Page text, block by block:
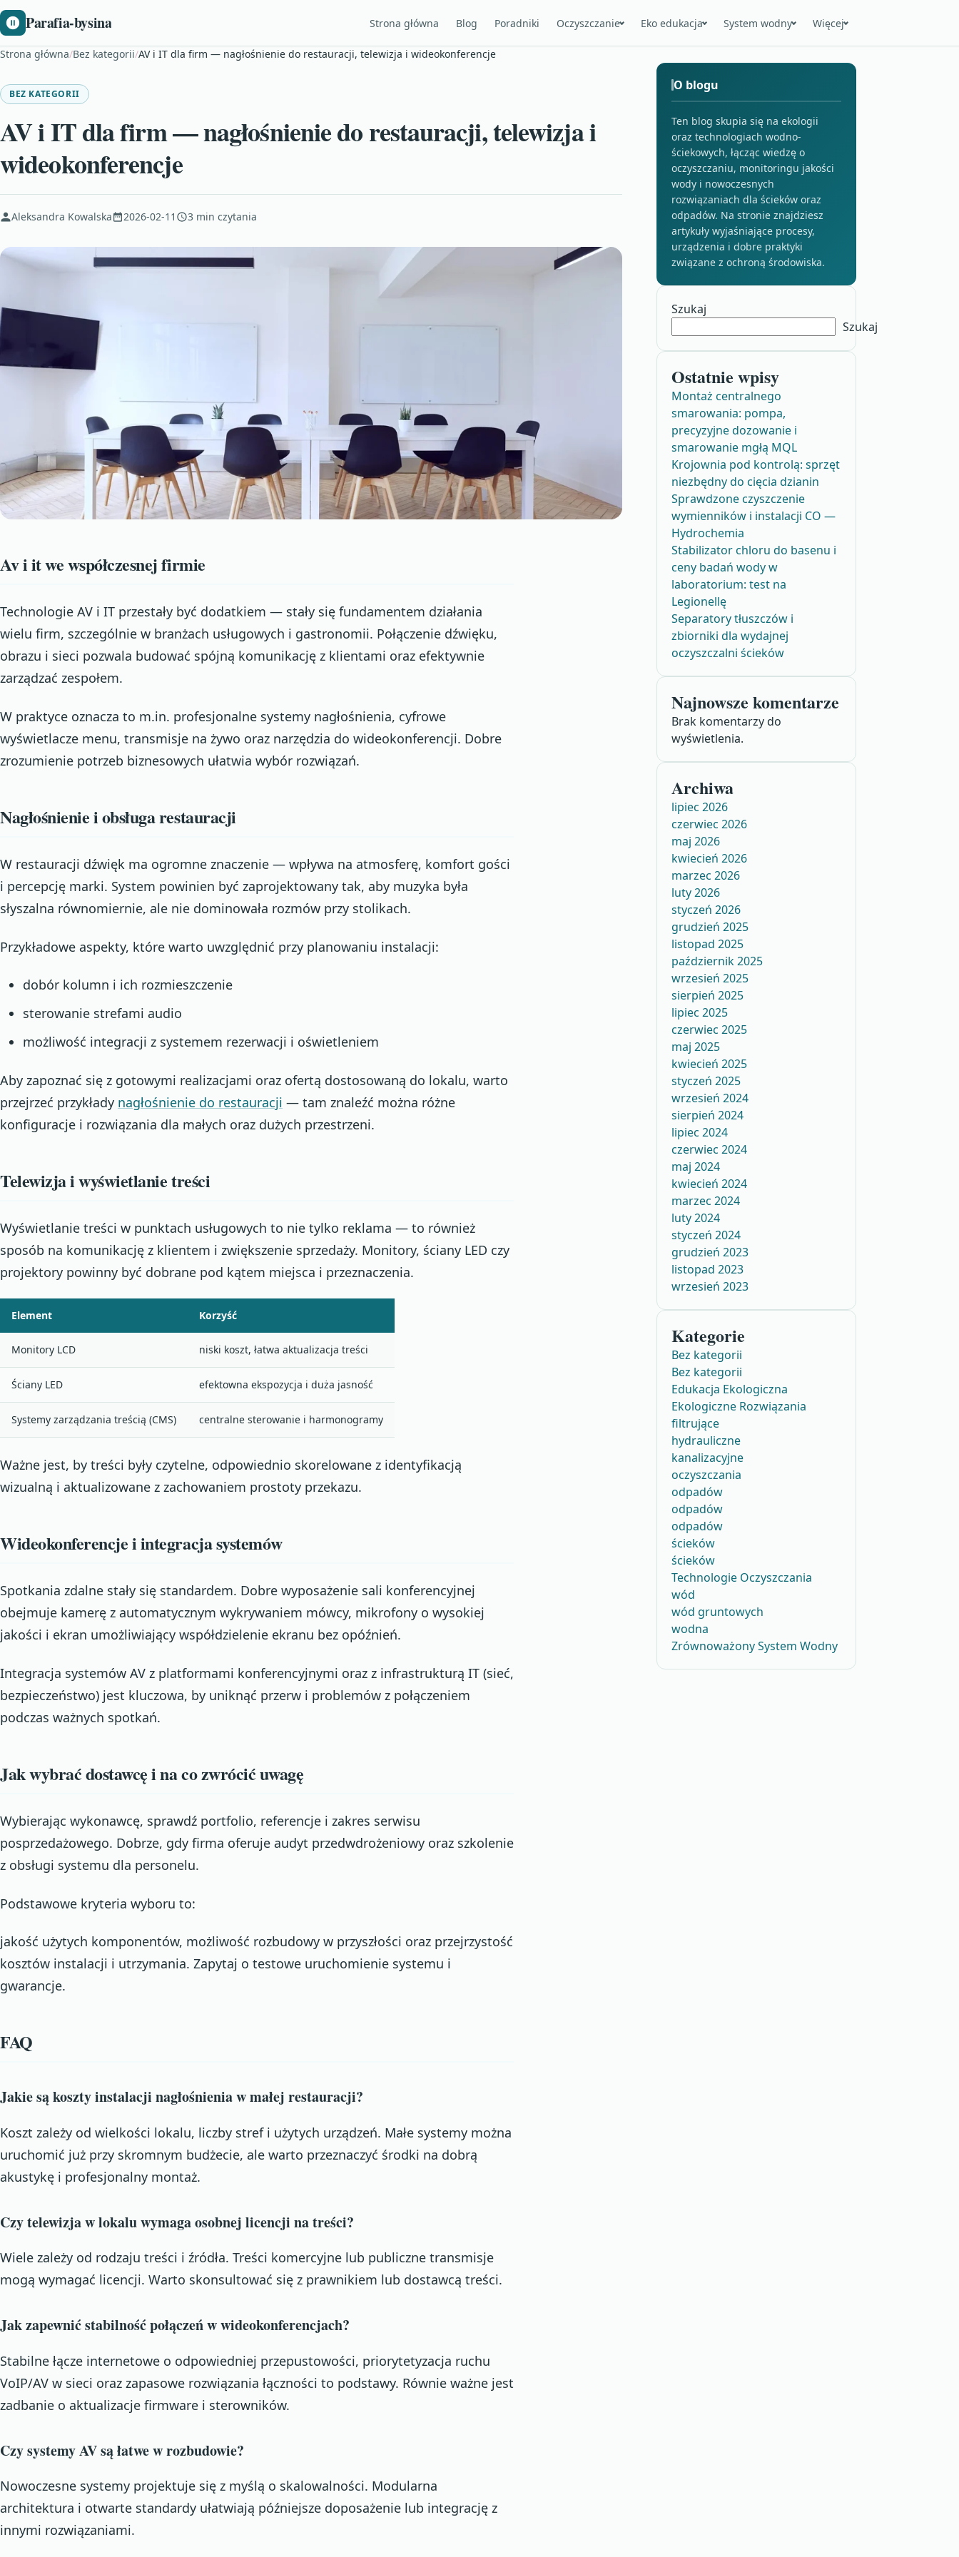
Parafia-bysina Strona główna Blog Poradniki Oczyszczanie Eko edukacja System wodny Więcej
Strona główna/Bez kategorii/AV i IT dla firm — nagłośnienie do restauracji, telewizja i wideokonferencje
BEZ KATEGORII
AV i IT dla firm — nagłośnienie do restauracji, telewizja i
wideokonferencje
Aleksandra Kowalska 2026-02-11 3 min czytania
Av i it we współczesnej firmie
Technologie AV i IT przestały być dodatkiem — stały się fundamentem działania
wielu firm, szczególnie w branżach usługowych i gastronomii. Połączenie dźwięku,
obrazu i sieci pozwala budować spójną komunikację z klientami oraz efektywnie
zarządzać zespołem.
W praktyce oznacza to m.in. profesjonalne systemy nagłośnienia, cyfrowe
wyświetlacze menu, transmisje na żywo oraz narzędzia do wideokonferencji. Dobre
zrozumienie potrzeb biznesowych ułatwia wybór rozwiązań.
Nagłośnienie i obsługa restauracji
W restauracji dźwięk ma ogromne znaczenie — wpływa na atmosferę, komfort gości
i percepcję marki. System powinien być zaprojektowany tak, aby muzyka była
słyszalna równomiernie, ale nie dominowała rozmów przy stolikach.
Przykładowe aspekty, które warto uwzględnić przy planowaniu instalacji:
dobór kolumn i ich rozmieszczenie
sterowanie strefami audio
możliwość integracji z systemem rezerwacji i oświetleniem
Aby zapoznać się z gotowymi realizacjami oraz ofertą dostosowaną do lokalu, warto
przejrzeć przykłady nagłośnienie do restauracji — tam znaleźć można różne
konfiguracje i rozwiązania dla małych oraz dużych przestrzeni.
Telewizja i wyświetlanie treści
Wyświetlanie treści w punktach usługowych to nie tylko reklama — to również
sposób na komunikację z klientem i zwiększenie sprzedaży. Monitory, ściany LED czy
projektory powinny być dobrane pod kątem miejsca i przeznaczenia.
Element Korzyść
Monitory LCD niski koszt, łatwa aktualizacja treści
Ściany LED efektowna ekspozycja i duża jasność
Systemy zarządzania treścią (CMS) centralne sterowanie i harmonogramy
Ważne jest, by treści były czytelne, odpowiednio skorelowane z identyfikacją
wizualną i aktualizowane z zachowaniem prostoty przekazu.
Wideokonferencje i integracja systemów
Spotkania zdalne stały się standardem. Dobre wyposażenie sali konferencyjnej
obejmuje kamerę z automatycznym wykrywaniem mówcy, mikrofony o wysokiej
jakości i ekran umożliwiający współdzielenie ekranu bez opóźnień.
Integracja systemów AV z platformami konferencyjnymi oraz z infrastrukturą IT (sieć,
bezpieczeństwo) jest kluczowa, by uniknąć przerw i problemów z połączeniem
podczas ważnych spotkań.
Jak wybrać dostawcę i na co zwrócić uwagę
Wybierając wykonawcę, sprawdź portfolio, referencje i zakres serwisu
posprzedażowego. Dobrze, gdy firma oferuje audyt przedwdrożeniowy oraz szkolenie
z obsługi systemu dla personelu.
Podstawowe kryteria wyboru to:
jakość użytych komponentów, możliwość rozbudowy w przyszłości oraz przejrzystość
kosztów instalacji i utrzymania. Zapytaj o testowe uruchomienie systemu i
gwarancje.
FAQ
Jakie są koszty instalacji nagłośnienia w małej restauracji?
Koszt zależy od wielkości lokalu, liczby stref i użytych urządzeń. Małe systemy można
uruchomić już przy skromnym budżecie, ale warto przeznaczyć środki na dobrą
akustykę i profesjonalny montaż.
Czy telewizja w lokalu wymaga osobnej licencji na treści?
Wiele zależy od rodzaju treści i źródła. Treści komercyjne lub publiczne transmisje
mogą wymagać licencji. Warto skonsultować się z prawnikiem lub dostawcą treści.
Jak zapewnić stabilność połączeń w wideokonferencjach?
Stabilne łącze internetowe o odpowiedniej przepustowości, priorytetyzacja ruchu
VoIP/AV w sieci oraz zapasowe rozwiązania łączności to podstawy. Równie ważne jest
zadbanie o aktualizacje firmware i sterowników.
Czy systemy AV są łatwe w rozbudowie?
Nowoczesne systemy projektuje się z myślą o skalowalności. Modularna
architektura i otwarte standardy ułatwiają późniejsze doposażenie lub integrację z
innymi rozwiązaniami.
O blogu
Ten blog skupia się na ekologii
oraz technologiach wodno-
ściekowych, łącząc wiedzę o
oczyszczaniu, monitoringu jakości
wody i nowoczesnych
rozwiązaniach dla ścieków oraz
odpadów. Na stronie znajdziesz
artykuły wyjaśniające procesy,
urządzenia i dobre praktyki
związane z ochroną środowiska.
Szukaj
Szukaj
Ostatnie wpisy
Montaż centralnego
smarowania: pompa,
precyzyjne dozowanie i
smarowanie mgłą MQL
Krojownia pod kontrolą: sprzęt
niezbędny do cięcia dzianin
Sprawdzone czyszczenie
wymienników i instalacji CO —
Hydrochemia
Stabilizator chloru do basenu i
ceny badań wody w
laboratorium: test na
Legionellę
Separatory tłuszczów i
zbiorniki dla wydajnej
oczyszczalni ścieków
Najnowsze komentarze
Brak komentarzy do
wyświetlenia.
Archiwa
lipiec 2026
czerwiec 2026
maj 2026
kwiecień 2026
marzec 2026
luty 2026
styczeń 2026
grudzień 2025
listopad 2025
październik 2025
wrzesień 2025
sierpień 2025
lipiec 2025
czerwiec 2025
maj 2025
kwiecień 2025
styczeń 2025
wrzesień 2024
sierpień 2024
lipiec 2024
czerwiec 2024
maj 2024
kwiecień 2024
marzec 2024
luty 2024
styczeń 2024
grudzień 2023
listopad 2023
wrzesień 2023
Kategorie
Bez kategorii
Bez kategorii
Edukacja Ekologiczna
Ekologiczne Rozwiązania
filtrujące
hydrauliczne
kanalizacyjne
oczyszczania
odpadów
odpadów
odpadów
ścieków
ścieków
Technologie Oczyszczania
wód
wód gruntowych
wodna
Zrównoważony System Wodny